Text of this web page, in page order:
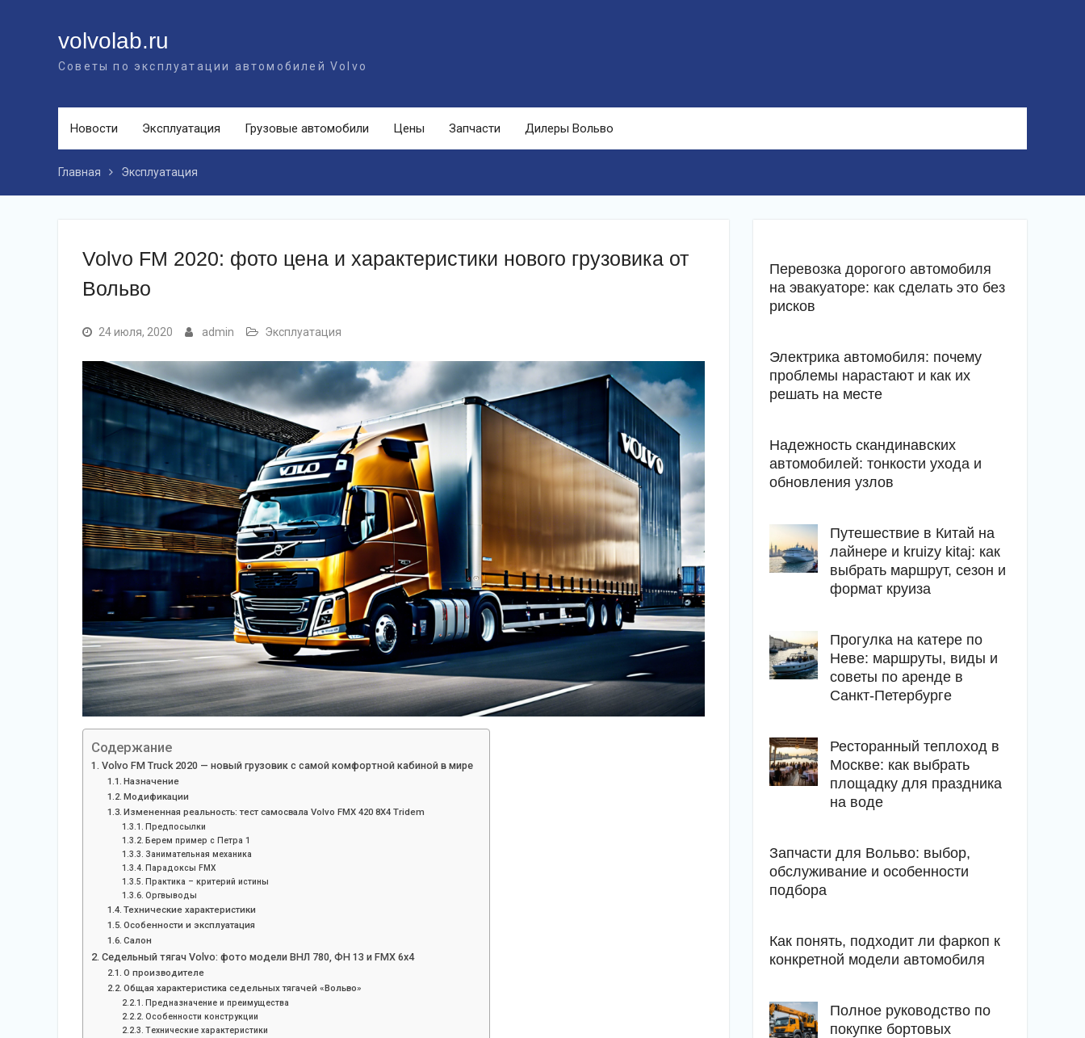
volvolab.ru
Советы по эксплуатации автомобилей Volvo
Новости Эксплуатация Грузовые автомобили Цены Запчасти Дилеры Вольво
Главная Эксплуатация
Volvo FM 2020: фото цена и характеристики нового грузовика от
Вольво
24 июля, 2020 admin Эксплуатация
Содержание
Volvo FM Truck 2020 — новый грузовик с самой комфортной кабиной в мире
Назначение
Модификации
Измененная реальность: тест самосвала Volvo FMX 420 8Х4 Tridem
Предпосылки
Берем пример с Петра 1
Занимательная механика
Парадоксы FMX
Практика – критерий истины
Оргвыводы
Технические характеристики
Особенности и эксплуатация
Салон
Седельный тягач Volvo: фото модели ВНЛ 780, ФН 13 и FMX 6х4
О производителе
Общая характеристика седельных тягачей «Вольво»
Предназначение и преимущества
Особенности конструкции
Технические характеристики
Перевозка дорогого автомобиля
на эвакуаторе: как сделать это без
рисков
Электрика автомобиля: почему
проблемы нарастают и как их
решать на месте
Надежность скандинавских
автомобилей: тонкости ухода и
обновления узлов
Путешествие в Китай на
лайнере и kruizy kitaj: как
выбрать маршрут, сезон и
формат круиза
Прогулка на катере по
Неве: маршруты, виды и
советы по аренде в
Санкт-Петербурге
Ресторанный теплоход в
Москве: как выбрать
площадку для праздника
на воде
Запчасти для Вольво: выбор,
обслуживание и особенности
подбора
Как понять, подходит ли фаркоп к
конкретной модели автомобиля
Полное руководство по
покупке бортовых